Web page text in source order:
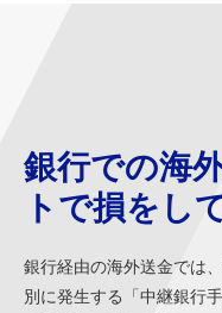
銀行での海
トで損をし
銀行経由の海外送金では
別に発生する「中継銀行